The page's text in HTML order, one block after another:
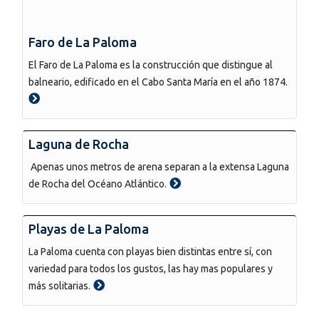
Faro de La Paloma
El Faro de La Paloma es la construcción que distingue al
balneario, edificado en el Cabo Santa María en el año 1874.
Laguna de Rocha
Apenas unos metros de arena separan a la extensa Laguna
de Rocha del Océano Atlántico.
Playas de La Paloma
La Paloma cuenta con playas bien distintas entre sí, con
variedad para todos los gustos, las hay mas populares y
más solitarias.